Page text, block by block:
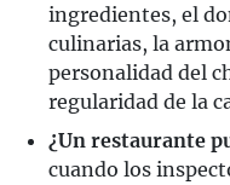
ingredientes, el
culinarias, la
personalidad del
regularidad de la
¿Un restaurante
cuando los